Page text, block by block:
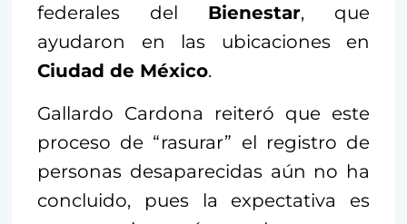
federales del Bienestar, que
ayudaron en las ubicaciones en
Ciudad de México.
Gallardo Cardona reiteró que este
proceso de “rasurar” el registro de
personas desaparecidas aún no ha
concluido, pues la expectativa es